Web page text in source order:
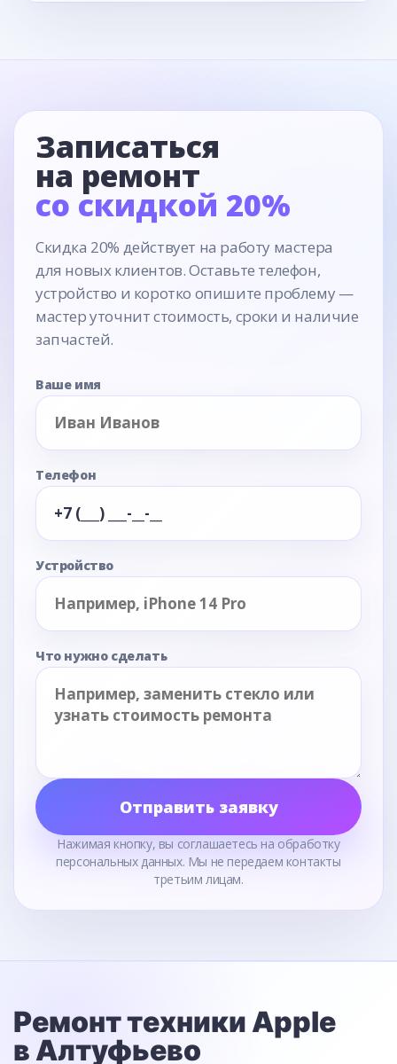
Записаться
на ремонт
со скидкой 20%
Скидка 20% действует на работу мастера
для новых клиентов. Оставьте телефон,
устройство и коротко опишите проблему —
мастер уточнит стоимость, сроки и наличие
запчастей.
Ваше имя
Телефон
Устройство
Что нужно сделать
Отправить заявку
Нажимая кнопку, вы соглашаетесь на обработку
персональных данных. Мы не передаем контакты
третьим лицам.
Ремонт техники Apple
в Алтуфьево